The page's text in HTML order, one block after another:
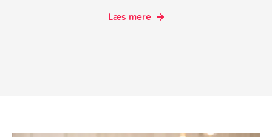
forbindelse er vi enormt glade for at kunne fortælle at vi
Læs mere